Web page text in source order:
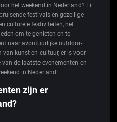
het weekend in Nederland? Er
festivals en gezellige
culturele festiviteiten, het
om te genieten en te
naar avontuurlijke outdoor-
kunst en cultuur, er is voor
de laatste evenementen en
in Nederland!
zijn er